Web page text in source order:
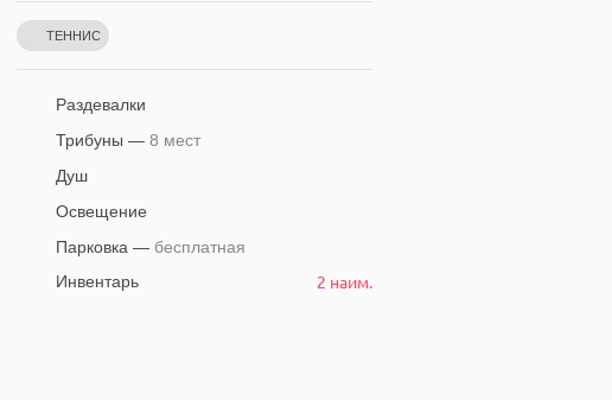
ТЕННИС
Раздевалки
Трибуны — 8 мест
Душ
Освещение
Парковка — бесплатная
Инвентарь
2 наим.